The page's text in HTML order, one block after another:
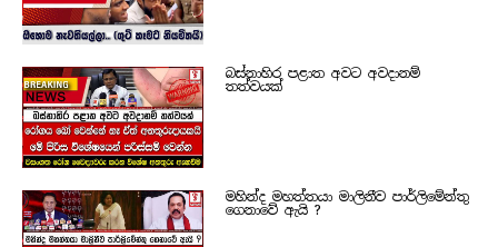
බස්නාහිර පළාත අවට අවදානම්
තත්වයක්
මහින්ද මහත්තයා මාලිනීව පාර්ලිමේන්තු
ගෙනාවේ ඇයි ?